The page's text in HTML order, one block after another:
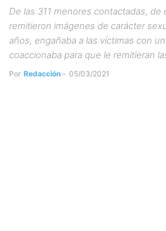
De las 311 menores contactadas, de
remitieron imágenes de carácter
años, engañaba a las víctimas con
coaccionaba para que le remitieran
Por Redacción - 05/03/2021